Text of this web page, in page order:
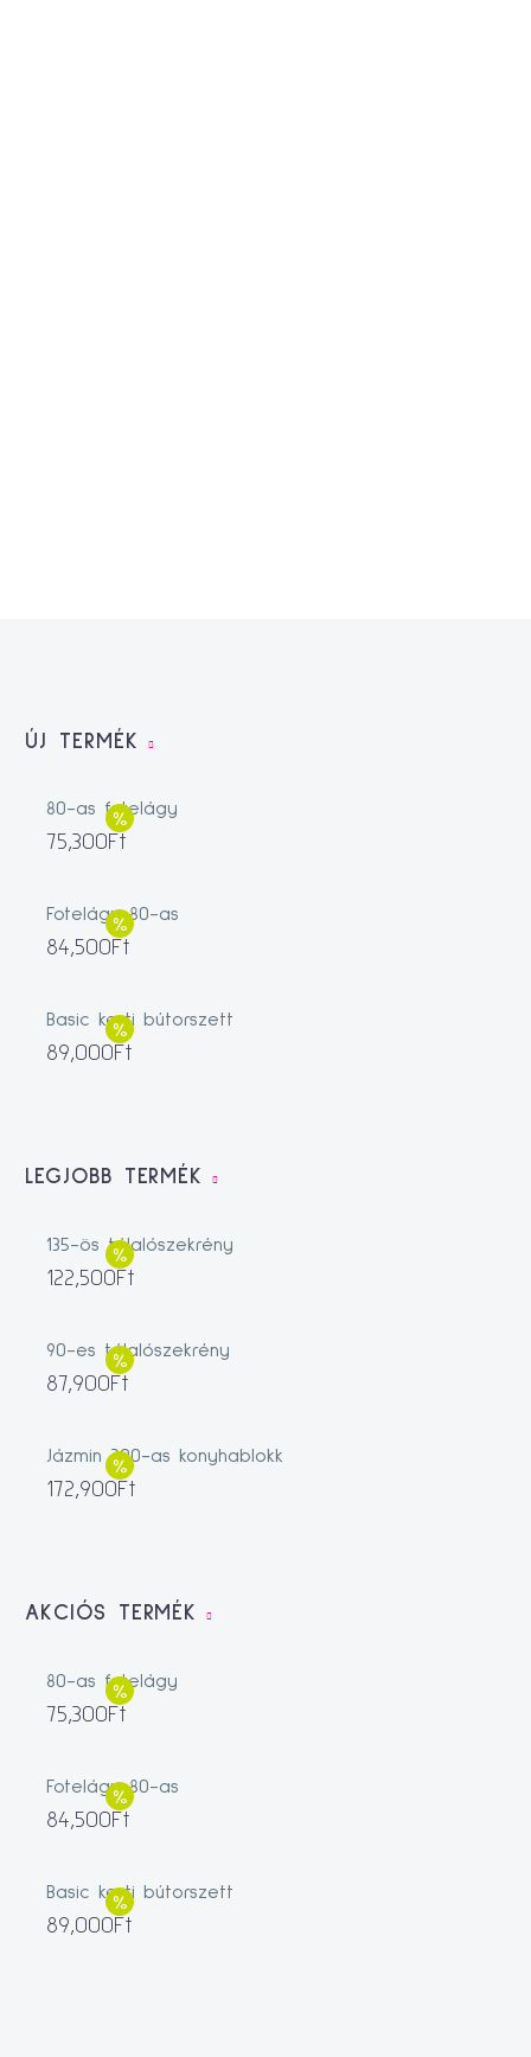
ÚJ TERMÉK
80-as fotelágy
75,300Ft
Fotelágy 80-as
84,500Ft
Basic kerti bútorszett
89,000Ft
LEGJOBB TERMÉK
135-ös tálalószekrény
122,500Ft
90-es tálalószekrény
87,900Ft
Jázmin 200-as konyhablokk
172,900Ft
AKCIÓS TERMÉK
80-as fotelágy
75,300Ft
Fotelágy 80-as
84,500Ft
Basic kerti bútorszett
89,000Ft